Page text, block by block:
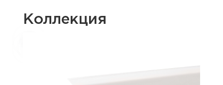
Коллекция